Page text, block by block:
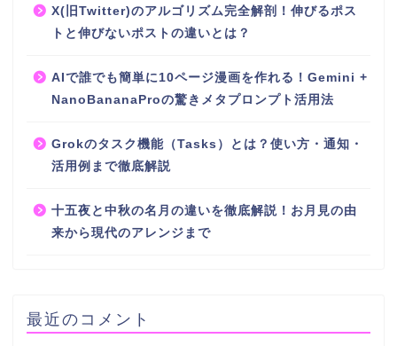
X(旧Twitter)のアルゴリズム完全解剖！伸びるポス
トと伸びないポストの違いとは？
AIで誰でも簡単に10ページ漫画を作れる！Gemini +
NanoBananaProの驚きメタプロンプト活用法
Grokのタスク機能（Tasks）とは？使い方・通知・
活用例まで徹底解説
十五夜と中秋の名月の違いを徹底解説！お月見の由
来から現代のアレンジまで
最近のコメント